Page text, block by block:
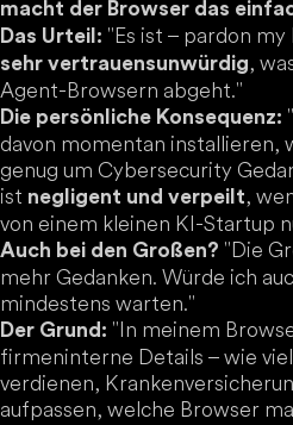
macht der Browser das
Das Urteil: "Es ist – pardon my
sehr vertrauensunwürdig,
Agent-Browsern abgeht."
Die persönliche Konsequenz:
davon momentan installieren,
genug um Cybersecurity
ist negligent und verpeilt,
von einem kleinen KI-Startup
Auch bei den Großen? "Die
mehr Gedanken. Würde ich
mindestens warten."
Der Grund: "In meinem
firmeninterne Details – wie
verdienen,
aufpassen, welche Browser